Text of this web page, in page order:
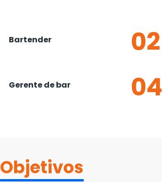
Bartender 02
Gerente de bar 04
Objetivos